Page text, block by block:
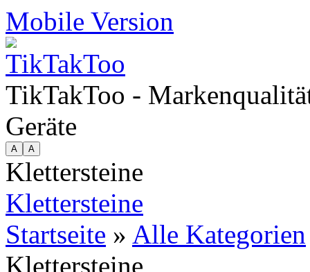
Mobile Version
TikTakToo -
Geräte
Klettersteine
Klettersteine
Startseite » Alle Kategorien
Klettersteine